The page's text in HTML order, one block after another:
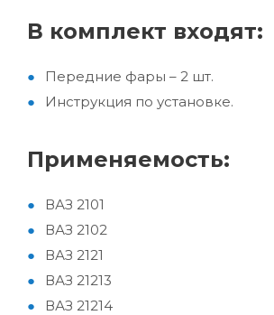
В комплект входят:
Передние фары – 2 шт.
Инструкция по установке.
Применяемость:
ВАЗ 2101
ВАЗ 2102
ВАЗ 2121
ВАЗ 21213
ВАЗ 21214